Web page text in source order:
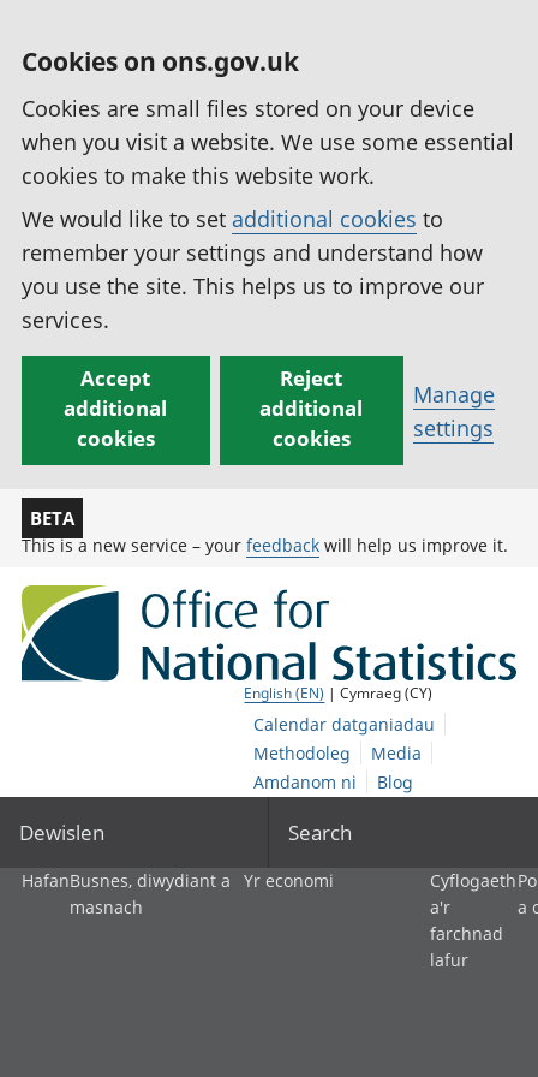
Cookies on ons.gov.uk
Cookies are small files stored on your device
when you visit a website. We use some essential
cookies to make this website work.
We would like to set additional cookies to
remember your settings and understand how
you use the site. This helps us to improve our
services.
Accept
additional
cookies
Reject
additional
cookies
Manage
settings
BETA
This is a new service – your feedback will help us improve it.
English (EN) | Cymraeg (CY)
Calendar datganiadau
Methodoleg
Media
Amdanom ni
Blog
Dewislen Search
HafanBusnes, diwydiant a
masnach
Yr economi
Cyflogaeth
a'r
farchnad
lafur
a